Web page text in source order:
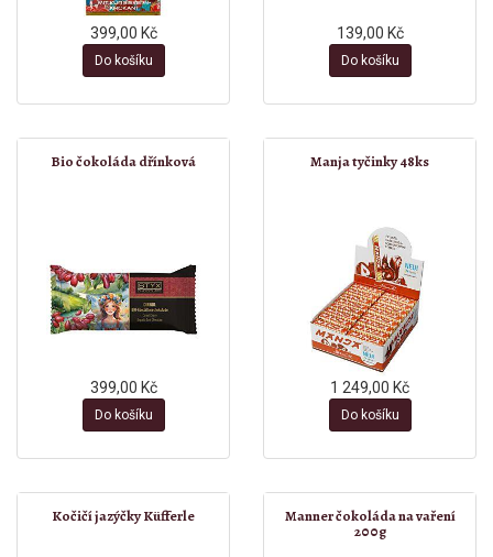
399,00 Kč
Do košíku
139,00 Kč
Do košíku
Bio čokoláda dřínková
399,00 Kč
Do košíku
Manja tyčinky 48ks
1 249,00 Kč
Do košíku
Kočičí jazýčky Küfferle
Manner čokoláda na vaření
200g